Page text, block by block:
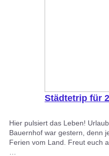
Städtetrip für 2
Hier pulsiert das Leben!
Bauernhof war gestern, denn
Ferien vom Land. Freut euch